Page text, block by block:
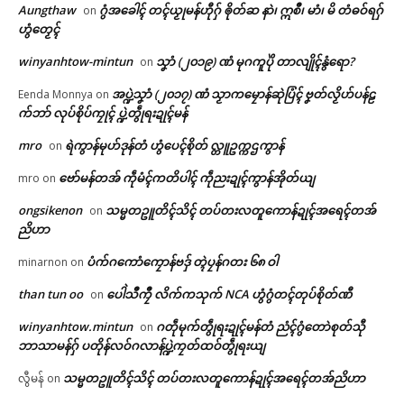
ဌာန်ပရိုၚ်ဗၠးၜးမန်
Related
Aungthaw on ဂွံအခေါၚ် တၚ်ယၟုမန်ဟီုဂှ် ၜိုတ်ဆ နာဲ၊ ဣစဳ၊ မာံ၊ မိ တံဓဝ်ရဂှ်
ဟွံတၟေၚ်
winyanhtow-mintun on သၞာံ (၂၀၁၉) ဏံ မုဂကူပိုဲ တာလျိုၚ်နွံရော?
Eenda Monnya on အပ္ဍဲသၞာံ (၂၀၁၇) ဏံ သၟာကမၠောန်ဆုဲပြံၚ် ဗၞတ်လၟိဟ်ပန်ဠ
က်ဘာ် လုပ်စိုပ်ကၠုၚ် ပ္ဍဲတွဵုရးဍုၚ်မန်
mro on ရဲကွာန်မုဟ်ဒုန်တံ ဟွံပေၚ်စိုတ် လ္တူဥက္ကဌကွာန်
mro on ဗော်မန်တအ် ကဵုမံၚ်ကတိပါၚ် ကဵုညးဍုၚ်ကွာန်အိုတ်ယျ
ongsikenon on သမ္မတဥူတိၚ်သိၚ် တပ်တးလတူကောန်ဍုၚ်အရေၚ်တအ်
ညိဟာ
minarnon on ပံက်ဂကောံကၠောန်ဗဒှ် တ္ၚဲပၠန်ဂတး ၆၈ ဝါ
than tun oo on ပေါဲသဳကၠဳ လိက်ကသုက် NCA ဟွံဂွံတၚ်တုပ်စိုတ်ဏီ
winyanhtow.mintun on ဂတဵုမုက်တွဵုရးဍုၚ်မန်တံ ညံၚ်ဂွံတောဲစုတ်သီု
ဘာသာမန်ဂှ် ပတိုန်လဝ်ဂလာန်ပ္ဍဲကၠတ်ထဝ်တွဵုရးယျ
လွီမန် on သမ္မတဥူတိၚ်သိၚ် တပ်တးလတူကောန်ဍုၚ်အရေၚ်တအ်ညိဟာ